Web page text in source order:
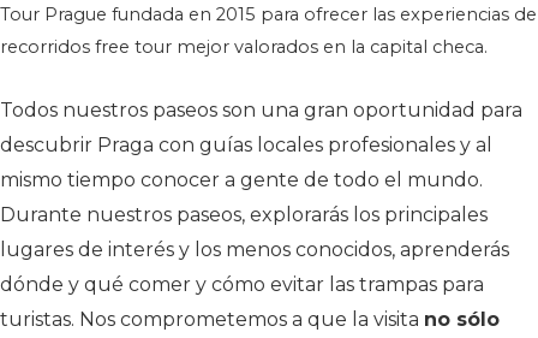
Tour Prague fundada en 2015 para ofrecer las experiencias de
recorridos free tour mejor valorados en la capital checa.
Todos nuestros paseos son una gran oportunidad para
descubrir Praga con guías locales profesionales y al
mismo tiempo conocer a gente de todo el mundo.
Durante nuestros paseos, explorarás los principales
lugares de interés y los menos conocidos, aprenderás
dónde y qué comer y cómo evitar las trampas para
turistas. Nos comprometemos a que la visita no sólo